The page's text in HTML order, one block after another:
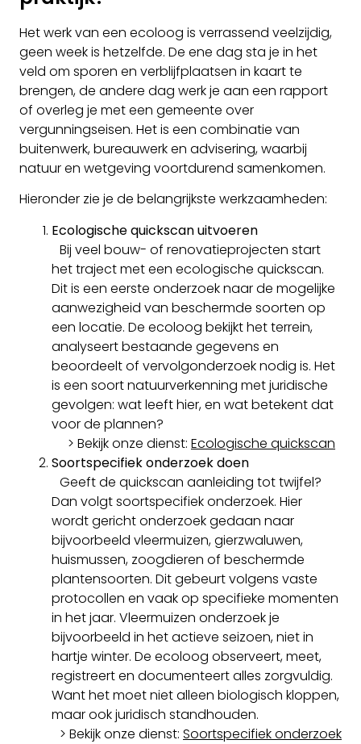
Het werk van een ecoloog is verrassend veelzijdig,
geen week is hetzelfde. De ene dag sta je in het
veld om sporen en verblijfplaatsen in kaart te
brengen, de andere dag werk je aan een rapport
of overleg je met een gemeente over
vergunningseisen. Het is een combinatie van
buitenwerk, bureauwerk en advisering, waarbij
natuur en wetgeving voortdurend samenkomen.
Hieronder zie je de belangrijkste werkzaamheden:
Ecologische quickscan uitvoeren
Bij veel bouw- of renovatieprojecten start
het traject met een ecologische quickscan.
Dit is een eerste onderzoek naar de mogelijke
aanwezigheid van beschermde soorten op
een locatie. De ecoloog bekijkt het terrein,
analyseert bestaande gegevens en
beoordeelt of vervolgonderzoek nodig is. Het
is een soort natuurverkenning met juridische
gevolgen: wat leeft hier, en wat betekent dat
voor de plannen?
> Bekijk onze dienst: Ecologische quickscan
Soortspecifiek onderzoek doen
Geeft de quickscan aanleiding tot twijfel?
Dan volgt soortspecifiek onderzoek. Hier
wordt gericht onderzoek gedaan naar
bijvoorbeeld vleermuizen, gierzwaluwen,
huismussen, zoogdieren of beschermde
plantensoorten. Dit gebeurt volgens vaste
protocollen en vaak op specifieke momenten
in het jaar. Vleermuizen onderzoek je
bijvoorbeeld in het actieve seizoen, niet in
hartje winter. De ecoloog observeert, meet,
registreert en documenteert alles zorgvuldig.
Want het moet niet alleen biologisch kloppen,
maar ook juridisch standhouden.
> Bekijk onze dienst: Soortspecifiek onderzoek